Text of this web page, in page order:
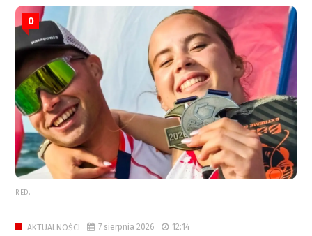
0
RED.
AKTUALNOŚCI 7 sierpnia 2026 12:14